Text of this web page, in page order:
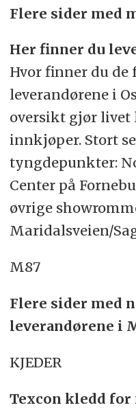
Flere sider med
Her finner du
Hvor finner du
leverandørene i
oversikt gjør livet
innkjøper. Stort
tyngdepunkter:
Center på
øvrige
Maridalsveien/
M87
Flere sider med
leverandørene i
KJEDER
Texcon kledd